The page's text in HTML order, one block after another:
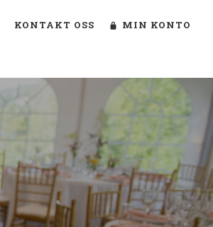
KONTAKT OSS MIN KONTO